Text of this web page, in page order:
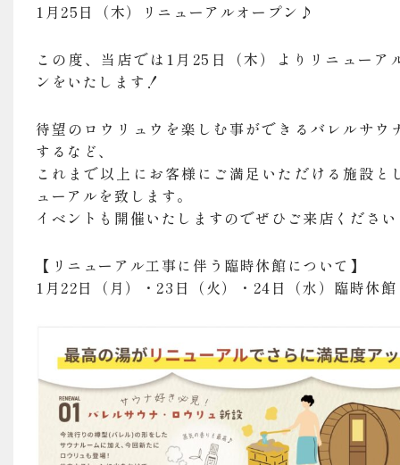
1月25日（木）リニューアルオープン♪
この度、当店では1月25日（木）よりリニューア
ンをいたします！
待望のロウリュウを楽しむ事ができるバレルサウ
するなど、
これまで以上にお客様にご満足いただける施設と
ューアルを致します。
イベントも開催いたしますのでぜひご来店くださ
【リニューアル工事に伴う臨時休館について】
1月22日（月）・23日（火）・24日（水）臨時休館